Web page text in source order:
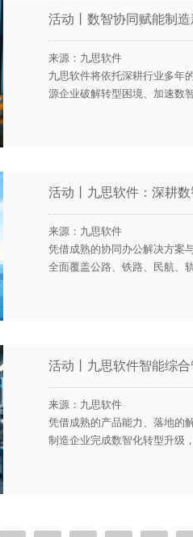
活动丨数智协同赋能制
来源：九思软件
九思软件将依托深耕行业多年
源企业破解转型困境、加速数智
活动丨九思软件：深耕
来源：九思软件
凭借成熟的协同办公解决方案
全面覆盖公路、铁路、民航、
活动丨九思软件智能综
来源：九思软件
凭借成熟的产品能力、落地的
制造企业完成数智化转型升级